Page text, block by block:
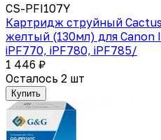
CS-PFI107Y
Картридж струйный
желтый (130мл) для Canon
iPF770, iPF780, iPF785/
1 446 ₽
Осталось 2 шт
Купить